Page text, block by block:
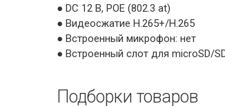
● DC 12 В, POE (802.3 at)
● Видеосжатие H.265+/H.265
● Встроенный микрофон: нет
● Встроенный слот для microSD/
Подборки товаров